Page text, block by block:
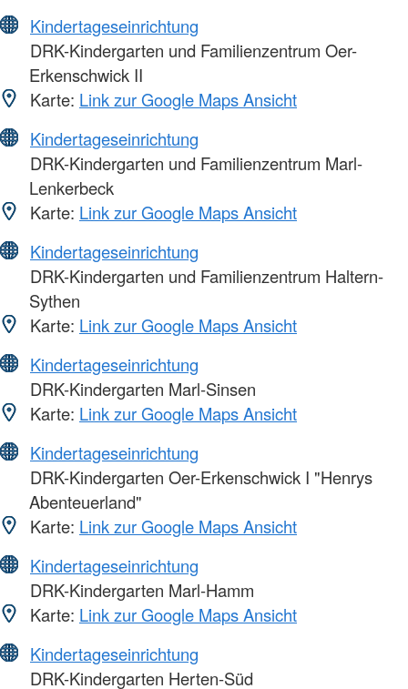
Kindertageseinrichtung
DRK-Kindergarten und Familienzentrum Oer-
Erkenschwick II
Karte: Link zur Google Maps Ansicht
Kindertageseinrichtung
DRK-Kindergarten und Familienzentrum Marl-
Lenkerbeck
Karte: Link zur Google Maps Ansicht
Kindertageseinrichtung
DRK-Kindergarten und Familienzentrum Haltern-
Sythen
Karte: Link zur Google Maps Ansicht
Kindertageseinrichtung
DRK-Kindergarten Marl-Sinsen
Karte: Link zur Google Maps Ansicht
Kindertageseinrichtung
DRK-Kindergarten Oer-Erkenschwick I "Henrys
Abenteuerland"
Karte: Link zur Google Maps Ansicht
Kindertageseinrichtung
DRK-Kindergarten Marl-Hamm
Karte: Link zur Google Maps Ansicht
Kindertageseinrichtung
DRK-Kindergarten Herten-Süd